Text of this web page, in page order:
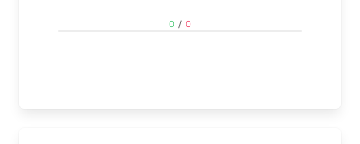
0 / 0